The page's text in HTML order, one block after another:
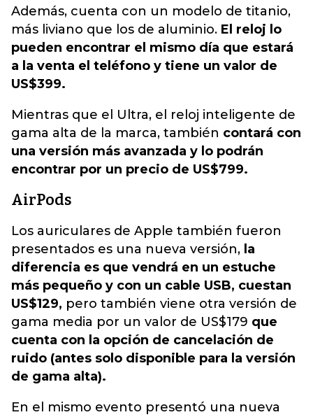
Además, cuenta con un modelo de titanio,
más liviano que los de aluminio. El reloj lo
pueden encontrar el mismo día que estará
a la venta el teléfono y tiene un valor de
US$399.
Mientras que el Ultra, el reloj inteligente de
gama alta de la marca, también contará con
una versión más avanzada y lo podrán
encontrar por un precio de US$799.
AirPods
Los auriculares de Apple también fueron
presentados es una nueva versión, la
diferencia es que vendrá en un estuche
más pequeño y con un cable USB, cuestan
US$129, pero también viene otra versión de
gama media por un valor de US$179 que
cuenta con la opción de cancelación de
ruido (antes solo disponible para la versión
de gama alta).
En el mismo evento presentó una nueva